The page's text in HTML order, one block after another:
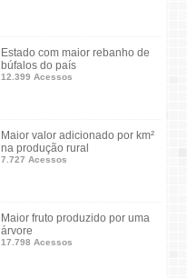
Estado com maior rebanho de
búfalos do país
12.399 Acessos
Maior valor adicionado por km²
na produção rural
7.727 Acessos
Maior fruto produzido por uma
árvore
17.798 Acessos